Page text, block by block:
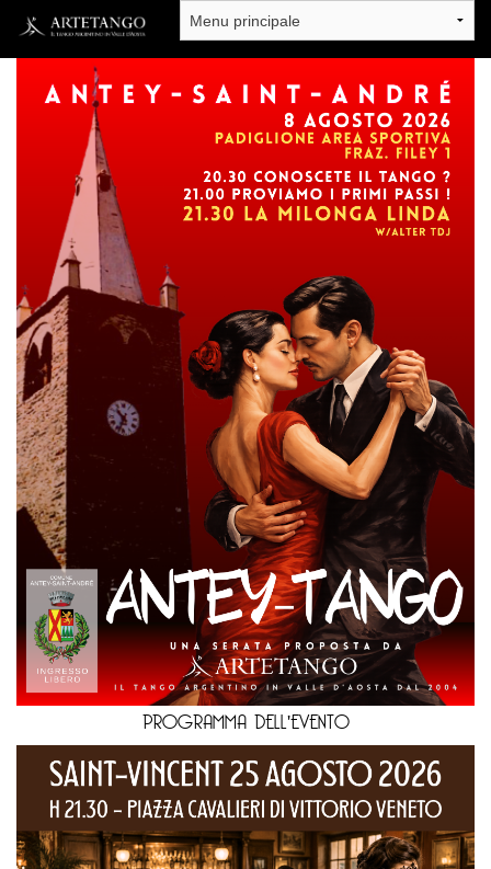
Salta al contenuto principale
PROGRAMMA DELL'EVENTO